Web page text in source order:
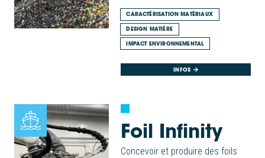
CARACTÉRISATION MATÉRIAUX
DESIGN MATIÈRE
IMPACT ENVIRONNEMENTAL
INFOS
Foil Infinity
Concevoir et produire des foils